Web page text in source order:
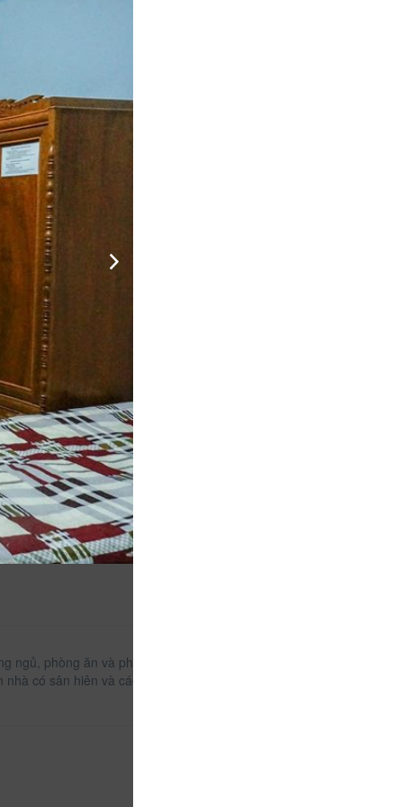
330.000
phòng ăn và phòng khách của chủ nhà nằm
có sân hiên và các phòng tắm chung cung cấp